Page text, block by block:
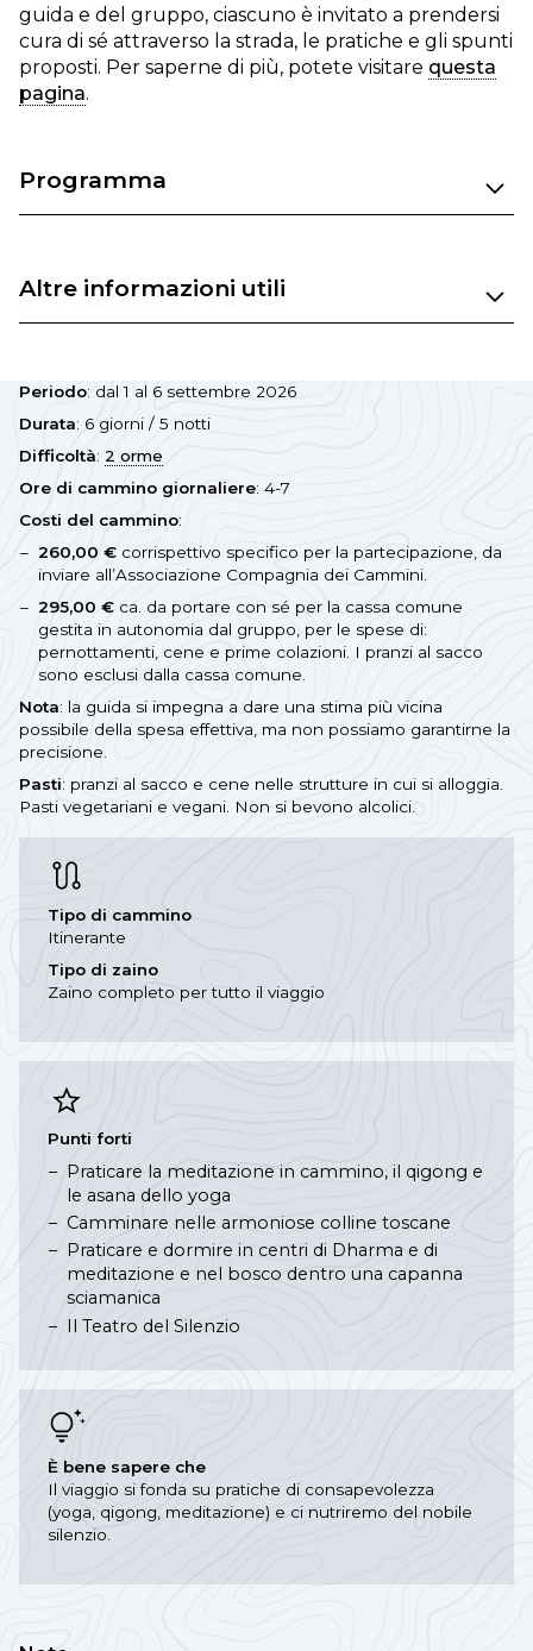
guida e del gruppo, ciascuno è invitato a prendersi
cura di sé attraverso la strada, le pratiche e gli spunti
proposti. Per saperne di più, potete visitare questa
pagina.
Programma
Altre informazioni utili
Periodo: dal 1 al 6 settembre 2026
Durata: 6 giorni / 5 notti
Difficoltà: 2 orme
Ore di cammino giornaliere: 4-7
Costi del cammino:
260,00 € corrispettivo specifico per la partecipazione, da
inviare all’Associazione Compagnia dei Cammini.
295,00 € ca. da portare con sé per la cassa comune
gestita in autonomia dal gruppo, per le spese di:
pernottamenti, cene e prime colazioni. I pranzi al sacco
sono esclusi dalla cassa comune.
Nota: la guida si impegna a dare una stima più vicina
possibile della spesa effettiva, ma non possiamo garantirne la
precisione.
Pasti: pranzi al sacco e cene nelle strutture in cui si alloggia.
Pasti vegetariani e vegani. Non si bevono alcolici.
Tipo di cammino
Itinerante
Tipo di zaino
Zaino completo per tutto il viaggio
Punti forti
Praticare la meditazione in cammino, il qigong e
le asana dello yoga
Camminare nelle armoniose colline toscane
Praticare e dormire in centri di Dharma e di
meditazione e nel bosco dentro una capanna
sciamanica
Il Teatro del Silenzio
È bene sapere che
Il viaggio si fonda su pratiche di consapevolezza
(yoga, qigong, meditazione) e ci nutriremo del nobile
silenzio.